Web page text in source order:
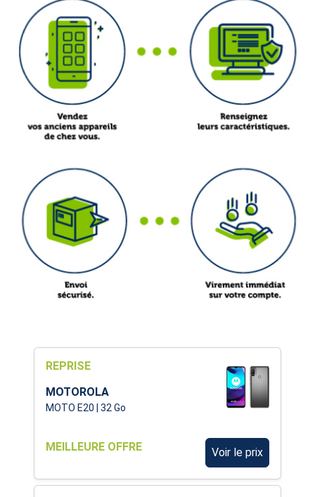
REPRISE
MOTOROLA
MOTO E20 | 32 Go
MEILLEURE OFFRE Voir le prix